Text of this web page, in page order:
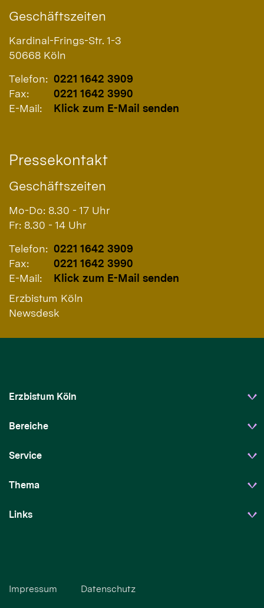
Geschäftszeiten
Kardinal-Frings-Str. 1-3
50668 Köln
Telefon: 0221 1642 3909
Fax:
0221 1642 3990
E-Mail:
Klick zum E-Mail senden
Pressekontakt
Geschäftszeiten
Mo-Do: 8.30 - 17 Uhr
Fr: 8.30 - 14 Uhr
Telefon: 0221 1642 3909
Fax:
0221 1642 3990
E-Mail:
Klick zum E-Mail senden
Erzbistum Köln
Newsdesk
Erzbistum Köln
Bereiche
Service
Thema
Links
Impressum Datenschutz